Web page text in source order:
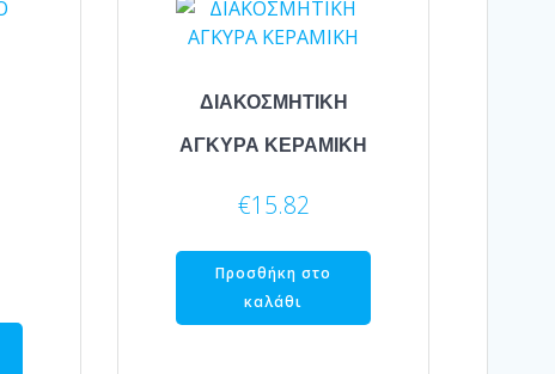
ΔΙΑΚΟΣΜΗΤΙΚΗ
ΑΓΚΥΡΑ ΚΕΡΑΜΙΚΗ
€15.82
Προσθήκη στο
καλάθι